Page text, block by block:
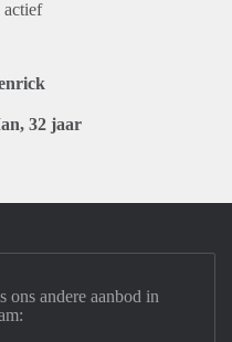
actief
32 jaar
ons andere aanbod in